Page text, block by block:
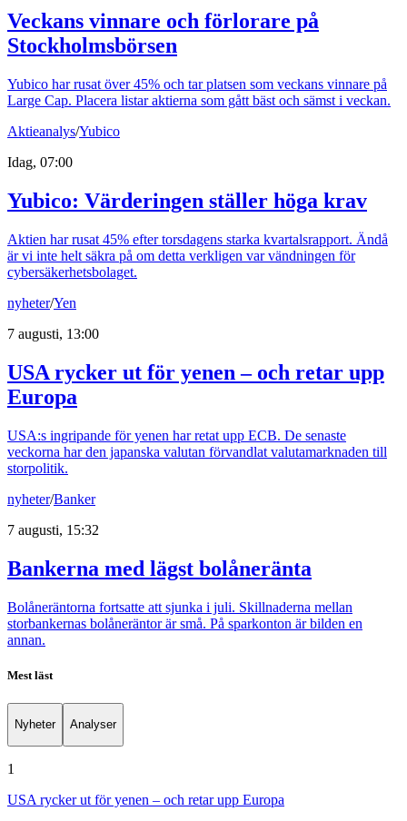
Veckans vinnare och förlorare på
Stockholmsbörsen
Yubico har rusat över 45% och tar platsen som veckans vinnare på
Large Cap. Placera listar aktierna som gått bäst och sämst i veckan.
Aktieanalys/Yubico
Idag, 07:00
Yubico: Värderingen ställer höga krav
Aktien har rusat 45% efter torsdagens starka kvartalsrapport. Ändå
är vi inte helt säkra på om detta verkligen var vändningen för
cybersäkerhetsbolaget.
nyheter/Yen
7 augusti, 13:00
USA rycker ut för yenen – och retar upp
Europa
USA:s ingripande för yenen har retat upp ECB. De senaste
veckorna har den japanska valutan förvandlat valutamarknaden till
storpolitik.
nyheter/Banker
7 augusti, 15:32
Bankerna med lägst bolåneränta
Bolåneräntorna fortsatte att sjunka i juli. Skillnaderna mellan
storbankernas bolåneräntor är små. På sparkonton är bilden en
annan.
Mest läst
Nyheter Analyser
1
USA rycker ut för yenen – och retar upp Europa